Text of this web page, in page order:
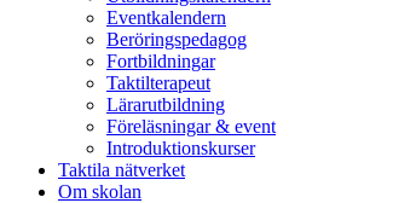
Eventkalendern
Beröringspedagog
Fortbildningar
Taktilterapeut
Lärarutbildning
Föreläsningar & event
Introduktionskurser
Taktila nätverket
Om skolan